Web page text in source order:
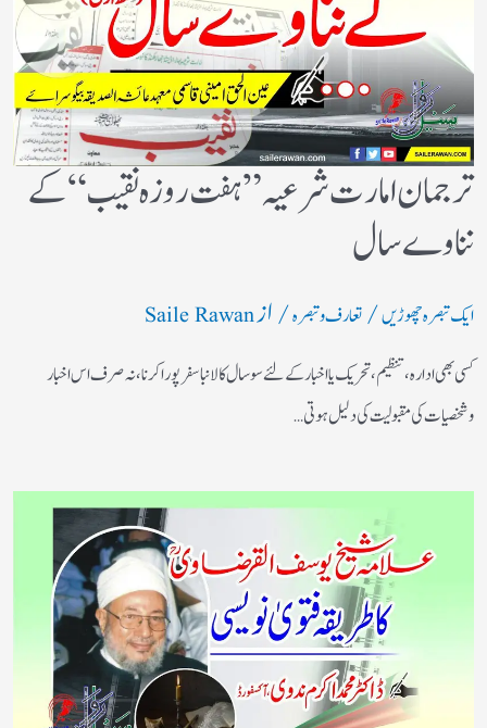
ترجمان امارت شرعیہ ” ہفت روزہ نقیب “کے
نناوے سال
ایک تبصرہ چھوڑیں/تعارف و تبصرہ/ ازSaile Rawan
کسی بھی ادارہ ،تنظیم ،تحریک یا اخبار کے لئے سوسال کا لانبا سفر پورا کرنا ،نہ صرف اس اخبار
وشخصیات کی مقبولیت کی دلیل ہوتی…